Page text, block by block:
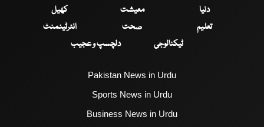
دنیا
معیشت
کھیل
تعلیم
صحت
انٹرٹینمنٹ
ٹیکنالوجی
دلچسپ و عجیب
Pakistan News in Urdu
Sports News in Urdu
Business News in Urdu